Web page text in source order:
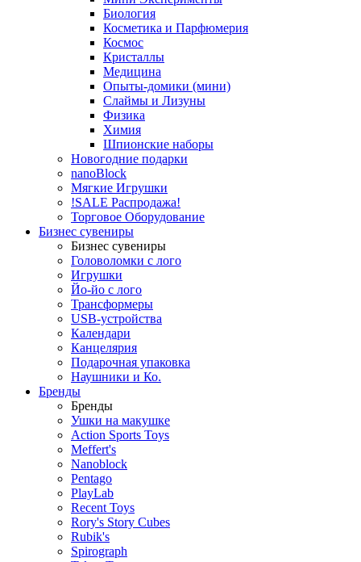
Биология
Косметика и Парфюмерия
Космос
Кристаллы
Медицина
Опыты-домики (мини)
Слаймы и Лизуны
Физика
Химия
Шпионские наборы
Новогодние подарки
nanoBlock
Мягкие Игрушки
!SALE Распродажа!
Торговое Оборудование
Бизнес сувениры
Бизнес сувениры
Головоломки с лого
Игрушки
Йо-йо с лого
Трансформеры
USB-устройства
Календари
Канцелярия
Подарочная упаковка
Наушники и Ко.
Бренды
Бренды
Ушки на макушке
Action Sports Toys
Meffert's
Nanoblock
Pentago
PlayLab
Recent Toys
Rory's Story Cubes
Rubik's
Spirograph